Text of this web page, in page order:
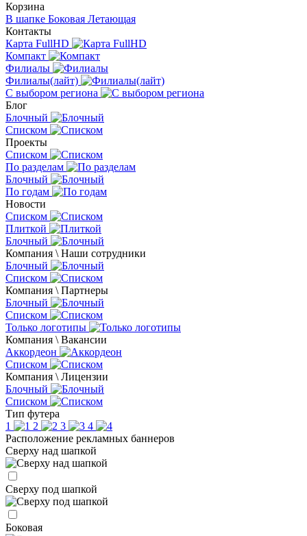
Корзина
В шапке Боковая Летающая
Контакты
Карта FullHD
Компакт
Филиалы
Филиалы(лайт)
С выбором региона
Блог
Блочный
Списком
Проекты
Списком
По разделам
Блочный
По годам
Новости
Списком
Плиткой
Блочный
Компания \ Наши сотрудники
Блочный
Списком
Компания \ Партнеры
Блочный
Списком
Только логотипы
Компания \ Вакансии
Аккордеон
Списком
Компания \ Лицензии
Блочный
Списком
Тип футера
1
2 3
4
Расположение рекламных баннеров
Сверху над шапкой
Сверху под шапкой
Боковая